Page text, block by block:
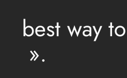
best way
».